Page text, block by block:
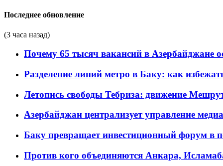
Последнее обновление
(3 часа назад)
Почему 65 тысяч вакансий в Азербайджане
Разделение линий метро в Баку: как
Летопись свободы Тебриза: движение
Азербайджан централизует управление медиа
Баку превращает инвестиционный форум в
Против кого объединяются Анкара,